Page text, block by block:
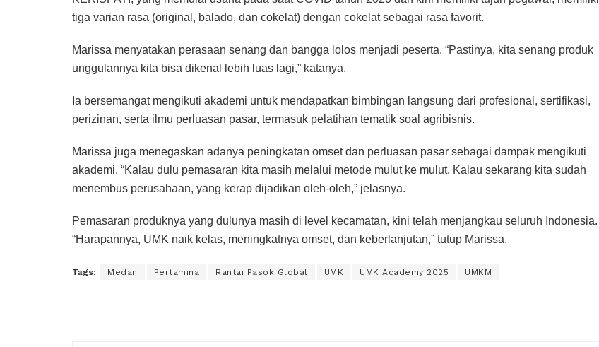
tiga varian rasa (original, balado, dan cokelat) dengan cokelat sebagai rasa favorit.
Marissa menyatakan perasaan senang dan bangga lolos menjadi peserta. “Pastinya, kita senang produk
unggulannya kita bisa dikenal lebih luas lagi,” katanya.
Ia bersemangat mengikuti akademi untuk mendapatkan bimbingan langsung dari profesional, sertifikasi,
perizinan, serta ilmu perluasan pasar, termasuk pelatihan tematik soal agribisnis.
Marissa juga menegaskan adanya peningkatan omset dan perluasan pasar sebagai dampak mengikuti
akademi. “Kalau dulu pemasaran kita masih melalui metode mulut ke mulut. Kalau sekarang kita sudah
menembus perusahaan, yang kerap dijadikan oleh-oleh,” jelasnya.
Pemasaran produknya yang dulunya masih di level kecamatan, kini telah menjangkau seluruh Indonesia.
“Harapannya, UMK naik kelas, meningkatnya omset, dan keberlanjutan,” tutup Marissa.
Tags: Medan Pertamina Rantai Pasok Global UMK UMK Academy 2025 UMKM